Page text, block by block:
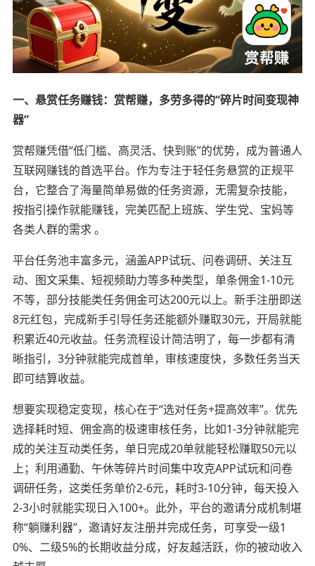
一、悬赏任务赚钱：赏帮赚，多劳多得的“碎片时间变现神
器”
赏帮赚凭借“低门槛、高灵活、快到账”的优势，成为普通人
互联网赚钱的首选平台。作为专注于轻任务悬赏的正规平
台，它整合了海量简单易做的任务资源，无需复杂技能，
按指引操作就能赚钱，完美匹配上班族、学生党、宝妈等
各类人群的需求 。
平台任务池丰富多元，涵盖APP试玩、问卷调研、关注互
动、图文采集、短视频助力等多种类型，单条佣金1-10元
不等，部分技能类任务佣金可达200元以上。新手注册即送
8元红包，完成新手引导任务还能额外赚取30元，开局就能
积累近40元收益。任务流程设计简洁明了，每一步都有清
晰指引，3分钟就能完成首单，审核速度快，多数任务当天
即可结算收益。
想要实现稳定变现，核心在于“选对任务+提高效率”。优先
选择耗时短、佣金高的极速审核任务，比如1-3分钟就能完
成的关注互动类任务，单日完成20单就能轻松赚取50元以
上；利用通勤、午休等碎片时间集中攻克APP试玩和问卷
调研任务，这类任务单价2-6元，耗时3-10分钟，每天投入
2-3小时就能实现日入100+。此外，平台的邀请分成机制堪
称“躺赚利器”，邀请好友注册并完成任务，可享受一级1
0%、二级5%的长期收益分成，好友越活跃，你的被动收入